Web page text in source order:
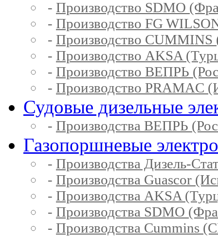
- Производство SDMO
- Производство FG
- Производство CUMMINS
- Производство AKSA
- Производство ВЕПРЬ
- Производство PRAMAC
Судовые дизельные
- Производства ВЕПРЬ
Газопоршневые
- Производства Дизель-
- Производства Guascor
- Производства AKSA
- Производства SDMO
- Производства Cummins